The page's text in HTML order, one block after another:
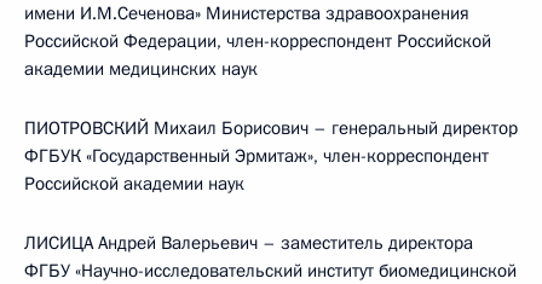
имени И.М.Сеченова» Министерства здравоохранения
Российской Федерации, член-корреспондент Российской
академии медицинских наук
ПИОТРОВСКИЙ Михаил Борисович – генеральный директор
ФГБУК «Государственный Эрмитаж», член-корреспондент
Российской академии наук
ЛИСИЦА Андрей Валерьевич – заместитель директора
ФГБУ «Научно-исследовательский институт биомедицинской